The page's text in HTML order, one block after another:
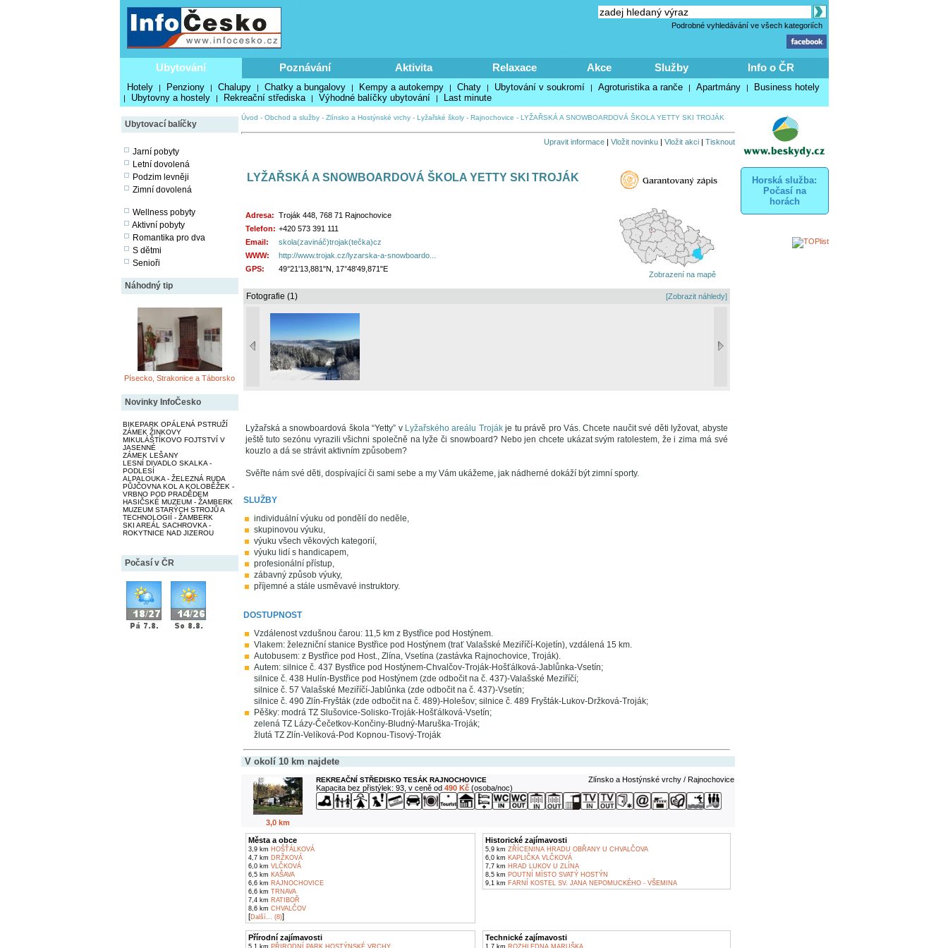
Podrobné vyhledávání ve všech kategoriích
Ubytování Poznávání Aktivita Relaxace Akce Služby Info o ČR
Hotely | Penziony | Chalupy | Chatky a bungalovy | Kempy a autokempy | Chaty | Ubytování v soukromí | Agroturistika a ranče | Apartmány | Business hotely
| Ubytovny a hostely | Rekreační střediska | Výhodné balíčky ubytování | Last minute
Ubytovací balíčky
Jarní pobyty
Letní dovolená
Podzim levněji
Zimní dovolená
Wellness pobyty
Aktivní pobyty
Romantika pro dva
S dětmi
Senioři
Náhodný tip
Písecko, Strakonice a Táborsko
Novinky InfoČesko
BIKEPARK OPÁLENÁ PSTRUŽÍ
ZÁMEK ŽINKOVY
MIKULÁŠTÍKOVO FOJTSTVÍ V
JASENNÉ
ZÁMEK LEŠANY
LESNÍ DIVADLO SKALKA -
PODLESÍ
ALPALOUKA - ŽELEZNÁ RUDA
PŮJČOVNA KOL A KOLOBĚŽEK -
VRBNO POD PRADĚDEM
HASIČSKÉ MUZEUM - ŽAMBERK
MUZEUM STARÝCH STROJŮ A
TECHNOLOGIÍ - ŽAMBERK
SKI AREÁL SACHROVKA -
ROKYTNICE NAD JIZEROU
Počasí v ČR
Úvod - Obchod a služby- Zlínsko a Hostýnské vrchy- Lyžařské školy- Rajnochovice - LYŽAŘSKÁ A SNOWBOARDOVÁ ŠKOLA YETTY SKI TROJÁK
Upravit informace| Vložit novinku| Vložit akci| Tisknout
LYŽAŘSKÁ A SNOWBOARDOVÁ ŠKOLA YETTY SKI TROJÁK
Adresa: Troják 448, 768 71 Rajnochovice
Telefon: +420 573 391 111
Email:
skola(zavináč)trojak(tečka)cz
WWW:
http://www.trojak.cz/lyzarska-a-snowboardo...
GPS:
49°21'13,881"N, 17°48'49,871"E
Zobrazení na mapě
Fotografie (1) [Zobrazit náhledy]
Lyžařská a snowboardová škola “Yetty” v Lyžařského areálu Trojákje tu právě pro Vás. Chcete naučit své děti lyžovat, abyste
ještě tuto sezónu vyrazili všichni společně na lyže či snowboard? Nebo jen chcete ukázat svým ratolestem, že i zima má své
kouzlo a dá se strávit aktivním způsobem?
Svěřte nám své děti, dospívající či sami sebe a my Vám ukážeme, jak nádherné dokáží být zimní sporty.
SLUŽBY
individuální výuku od pondělí do neděle,
skupinovou výuku,
výuku všech věkových kategorií,
výuku lidí s handicapem,
profesionální přístup,
zábavný způsob výuky,
příjemné a stále usměvavé instruktory.
DOSTUPNOST
Vzdálenost vzdušnou čarou: 11,5 km z Bystřice pod Hostýnem.
Vlakem: železniční stanice Bystřice pod Hostýnem (trať Valašské Meziříčí-Kojetín), vzdálená 15 km.
Autobusem: z Bystřice pod Host., Zlína, Vsetína (zastávka Rajnochovice, Troják).
Autem: silnice č. 437 Bystřice pod Hostýnem-Chvalčov-Troják-Hošťálková-Jablůnka-Vsetín;
silnice č. 438 Hulín-Bystřice pod Hostýnem (zde odbočit na č. 437)-Valašské Meziříčí;
silnice č. 57 Valašské Meziříčí-Jablůnka (zde odbočit na č. 437)-Vsetín;
silnice č. 490 Zlín-Fryšták (zde odbočit na č. 489)-Holešov; silnice č. 489 Fryšták-Lukov-Držková-Troják;
Pěšky: modrá TZ Slušovice-Solisko-Troják-Hošťálková-Vsetín;
zelená TZ Lázy-Čečetkov-Končiny-Bludný-Maruška-Troják;
žlutá TZ Zlín-Velíková-Pod Kopnou-Tisový-Troják
V okolí 10 km najdete
3,0 km
REKREAČNÍ STŘEDISKO TESÁK RAJNOCHOVICE
Zlínsko a Hostýnské vrchy / Rajnochovice
Kapacita bez přistýlek: 93, v ceně od 490 Kč(osoba/noc)
Města a obce
3,9 km HOŠŤÁLKOVÁ
4,7 km DRŽKOVÁ
6,0 km VLČKOVÁ
6,5 km KAŠAVA
6,6 km RAJNOCHOVICE
6,6 km TRNAVA
7,4 km RATIBOŘ
8,6 km CHVALČOV
[Další... (8)]
Historické zajímavosti
5,9 km ZŘÍCENINA HRADU OBŘANY U CHVALČOVA
6,0 km KAPLIČKA VLČKOVÁ
7,7 km HRAD LUKOV U ZLÍNA
8,5 km POUTNÍ MÍSTO SVATÝ HOSTÝN
9,1 km FARNÍ KOSTEL SV. JANA NEPOMUCKÉHO - VŠEMINA
Přírodní zajímavosti
5,1 km PŘIRODNÍ PARK HOSTÝNSKÉ VRCHY
Technické zajímavosti
1,7 km ROZHLEDNA MARUŠKA
Horská služba:
Počasí na
horách